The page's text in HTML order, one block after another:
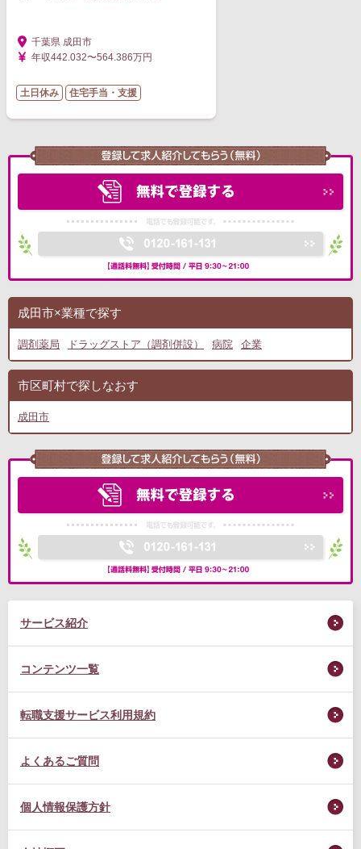
千葉県 成田市
年収442.032〜564.386万円
土日休み 住宅手当・支援
成田市×業種で探す
調剤薬局 ドラッグストア（調剤併設） 病院 企業
市区町村で探しなおす
成田市
サービス紹介
コンテンツ一覧
転職支援サービス利用規約
よくあるご質問
個人情報保護方針